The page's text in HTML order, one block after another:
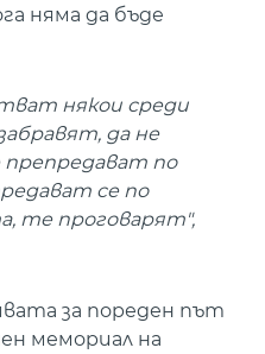
няма да бъде
някои среди
да не
препредават по
се по
те проговарят",
за пореден път
мемориал на